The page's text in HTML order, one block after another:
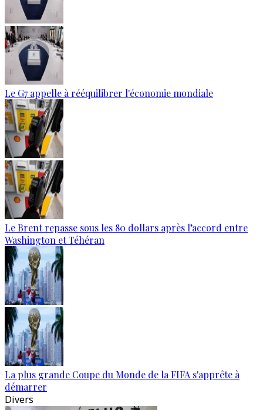
Le G7 appelle à rééquilibrer l'économie mondiale
Le Brent repasse sous les 80 dollars après l’accord entre
Washington et Téhéran
La plus grande Coupe du Monde de la FIFA s'apprête à
démarrer
Divers